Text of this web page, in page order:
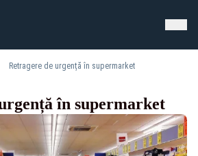
Retragere de urgență în supermarket
în supermarket